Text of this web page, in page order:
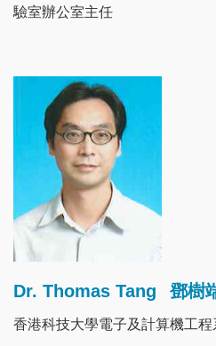
驗室辦公室主任
Image
Dr. Thomas Tang 鄧樹
香港科技大學電子及計算機工